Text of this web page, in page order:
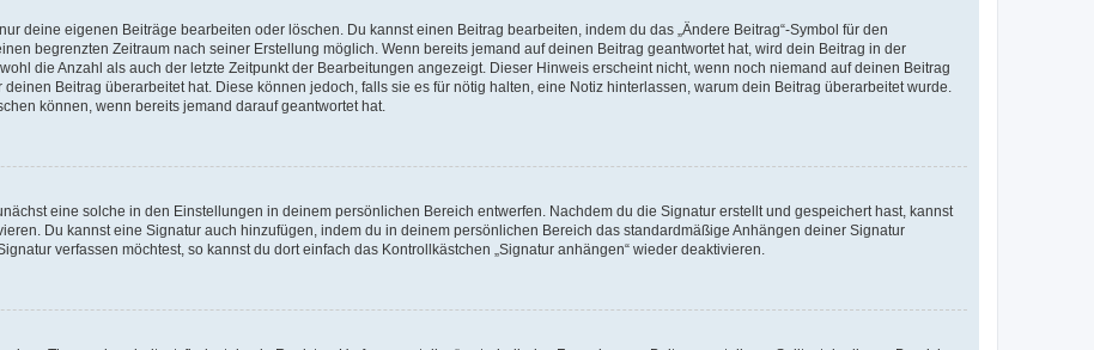
deine eigenen Beiträge bearbeiten oder löschen. Du kannst einen Beitrag bearbeiten, indem du das „Ändere Beitrag“-Symbol für den
begrenzten Zeitraum nach seiner Erstellung möglich. Wenn bereits jemand auf deinen Beitrag geantwortet hat, wird dein Beitrag in der
die Anzahl als auch der letzte Zeitpunkt der Bearbeitungen angezeigt. Dieser Hinweis erscheint nicht, wenn noch niemand auf deinen Beitrag
Beitrag überarbeitet hat. Diese können jedoch, falls sie es für nötig halten, eine Notiz hinterlassen, warum dein Beitrag überarbeitet wurde.
können, wenn bereits jemand darauf geantwortet hat.
eine solche in den Einstellungen in deinem persönlichen Bereich entwerfen. Nachdem du die Signatur erstellt und gespeichert hast, kannst
Du kannst eine Signatur auch hinzufügen, indem du in deinem persönlichen Bereich das standardmäßige Anhängen deiner Signatur
verfassen möchtest, so kannst du dort einfach das Kontrollkästchen „Signatur anhängen“ wieder deaktivieren.